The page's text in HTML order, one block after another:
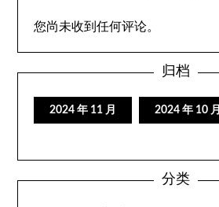
您尚未收到任何评论。
归档
2024 年 11 月 2024 年 10 月
分类